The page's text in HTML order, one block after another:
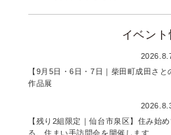
イベント
【9月5日・6日・7日｜柴田町成田さ
作品展
【残り2組限定｜仙台市泉区】住み始
る、住まい手訪問会を開催します